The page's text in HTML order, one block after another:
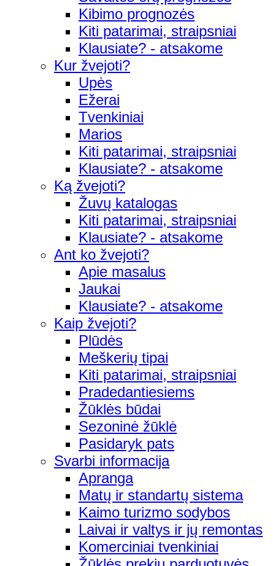
Kibimo prognozės
Kiti patarimai, straipsniai
Klausiate? - atsakome
Kur žvejoti?
Upės
Ežerai
Tvenkiniai
Marios
Kiti patarimai, straipsniai
Klausiate? - atsakome
Ką žvejoti?
Žuvų katalogas
Kiti patarimai, straipsniai
Klausiate? - atsakome
Ant ko žvejoti?
Apie masalus
Jaukai
Klausiate? - atsakome
Kaip žvejoti?
Plūdės
Meškerių tipai
Kiti patarimai, straipsniai
Pradedantiesiems
Žūklės būdai
Sezoninė žūklė
Pasidaryk pats
Svarbi informacija
Apranga
Matų ir standartų sistema
Kaimo turizmo sodybos
Laivai ir valtys ir jų remontas
Komerciniai tvenkiniai